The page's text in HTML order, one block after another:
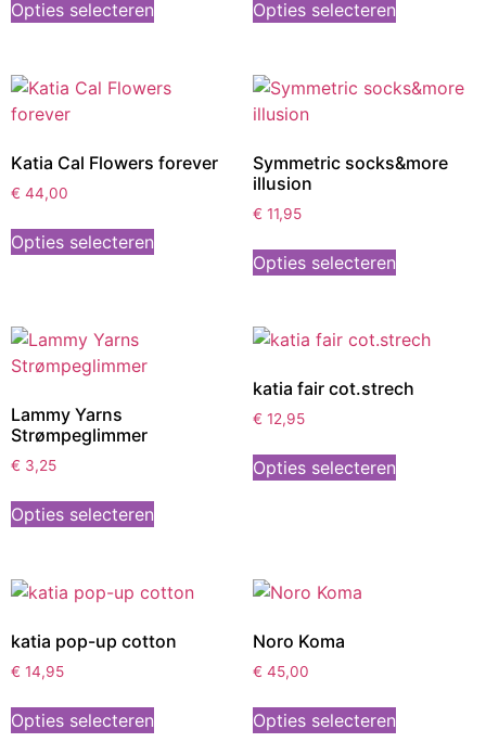
Opties selecteren Opties selecteren
Katia Cal Flowers forever
€ 44,00
Opties selecteren
Symmetric socks&more
illusion
€ 11,95
Opties selecteren
Lammy Yarns
Strømpeglimmer
€ 3,25
Opties selecteren
katia fair cot.strech
€ 12,95
Opties selecteren
katia pop-up cotton
€ 14,95
Opties selecteren
Noro Koma
€ 45,00
Opties selecteren